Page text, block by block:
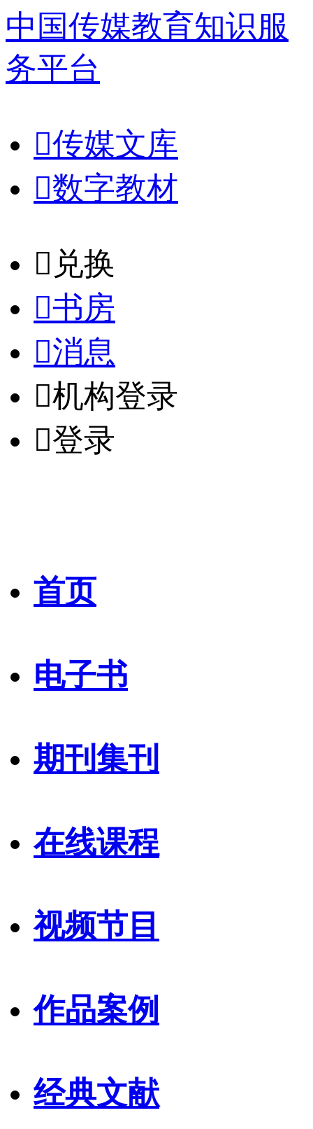
中国传媒教育知识服
务平台
传媒文库
数字教材
𐈈 兑换
书房
消息
机构登录
登录
首页
电子书
期刊集刊
在线课程
视频节目
作品案例
经典文献